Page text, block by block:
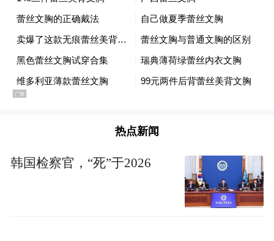
热点新闻
韩国检察官，“死”于2026